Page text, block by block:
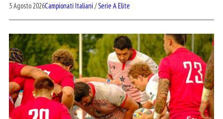
5 Agosto 2026Campionati Italiani /Serie A Elite